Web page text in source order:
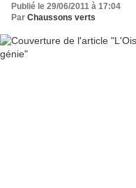
Publié le 29/06/2011 à 17:04
Par Chaussons verts